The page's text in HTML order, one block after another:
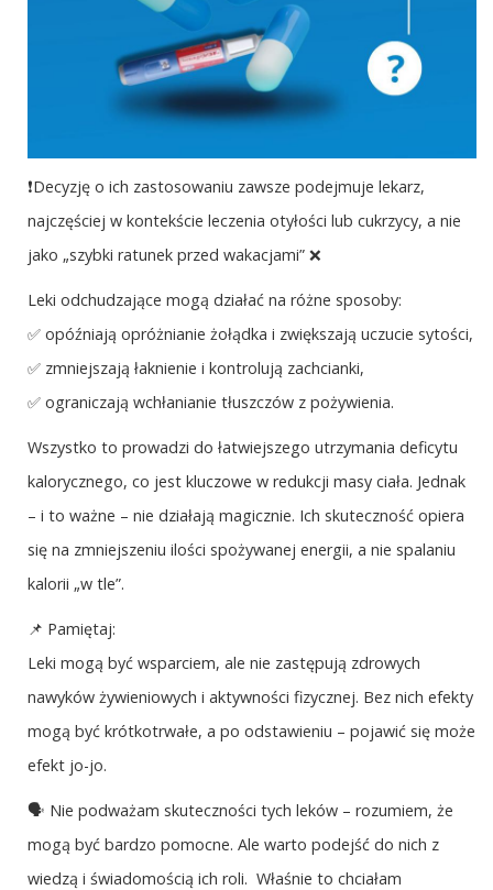
❗Decyzję o ich zastosowaniu zawsze podejmuje lekarz,
najczęściej w kontekście leczenia otyłości lub cukrzycy, a nie
jako „szybki ratunek przed wakacjami” ❌
Leki odchudzające mogą działać na różne sposoby:
✅ opóźniają opróżnianie żołądka i zwiększają uczucie sytości,
✅ zmniejszają łaknienie i kontrolują zachcianki,
✅ ograniczają wchłanianie tłuszczów z pożywienia.
Wszystko to prowadzi do łatwiejszego utrzymania deficytu
kalorycznego, co jest kluczowe w redukcji masy ciała. Jednak
– i to ważne – nie działają magicznie. Ich skuteczność opiera
się na zmniejszeniu ilości spożywanej energii, a nie spalaniu
kalorii „w tle”.
📌 Pamiętaj:
Leki mogą być wsparciem, ale nie zastępują zdrowych
nawyków żywieniowych i aktywności fizycznej. Bez nich efekty
mogą być krótkotrwałe, a po odstawieniu – pojawić się może
efekt jo-jo.
🗣 Nie podważam skuteczności tych leków – rozumiem, że
mogą być bardzo pomocne. Ale warto podejść do nich z
wiedzą i świadomością ich roli. Właśnie to chciałam